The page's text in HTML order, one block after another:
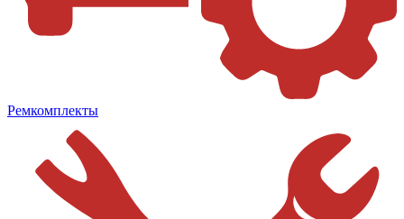
Ремкомплекты